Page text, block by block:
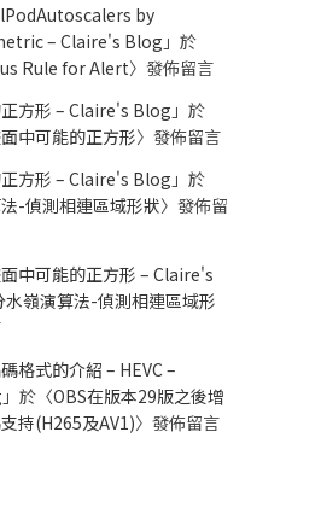
by
– Claire's Blog 」於
Rule for Alert​〉發佈留言
方形 – Claire's Blog 」於
中可能的正方形〉發佈留言
方形 – Claire's Blog 」於
-偵測相連區域形狀〉發佈留
中可能的正方形 – Claire's
水嶺演算法-偵測相連區域形
格式的介紹 – HEVC –
」於〈OBS在版本29版之後增
持(H265及AV1)〉發佈留言